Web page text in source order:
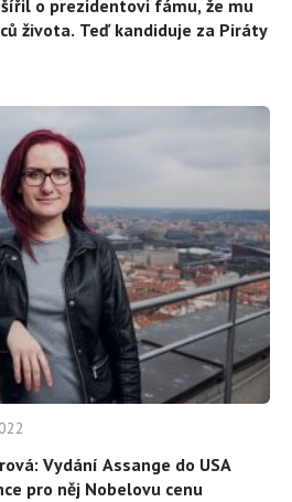
o prezidentovi fámu, že mu
života. Teď kandiduje za Piráty
Vydání Assange do USA
pro něj Nobelovu cenu